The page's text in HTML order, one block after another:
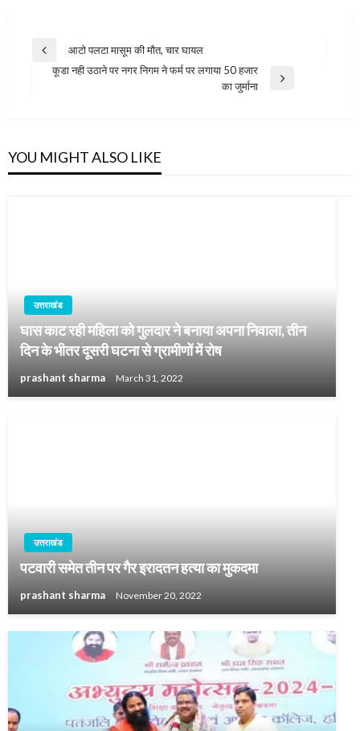
Post
navigation
Previous
Post
आटो पलटा मासूम की मौत, चार घायल
कूडा नही उठाने पर नगर निगम ने फर्म पर लगाया 50 हजार
का जुर्माना
YOU MIGHT ALSO LIKE
उत्तराखंड
घास काट रही महिला को गुलदार ने बनाया अपना निवाला, तीन
दिन के भीतर दूसरी घटना से ग्रामीणों में रोष
prashant sharma March 31, 2022
उत्तराखंड
पटवारी समेत तीन पर गैर इरादतन हत्या का मुकदमा
prashant sharma November 20, 2022